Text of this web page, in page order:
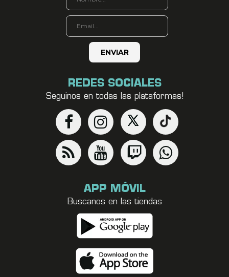
REDES SOCIALES
Seguinos en todas las plataformas!
APP MÓVIL
Buscanos en las tiendas